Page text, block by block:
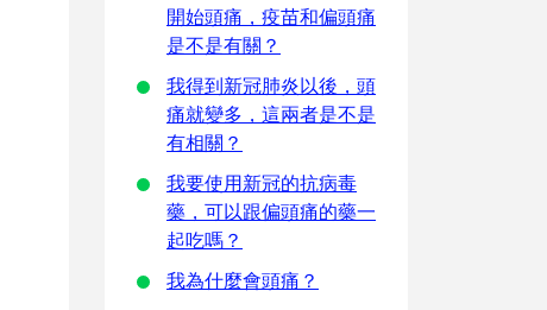
開始頭痛，疫苗和偏頭痛
是不是有關？
我得到新冠肺炎以後，頭
痛就變多，這兩者是不是
有相關？
我要使用新冠的抗病毒
藥，可以跟偏頭痛的藥一
起吃嗎？
我為什麼會頭痛？